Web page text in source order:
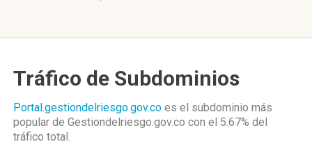
Tráfico de Subdominios
Portal.gestiondelriesgo.gov.co es el subdominio más
popular de Gestiondelriesgo.gov.co con el 5.67% del
tráfico total.